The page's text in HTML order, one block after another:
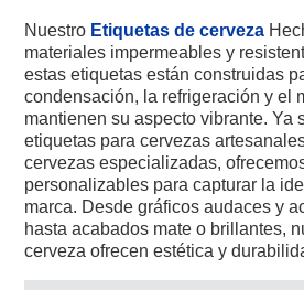
Nuestro Etiquetas de cerveza
materiales impermeables y
estas etiquetas están construidas
condensación, la refrigeración y el
mantienen su aspecto vibrante. Ya
etiquetas para cervezas
cervezas especializadas,
personalizables para capturar la
marca. Desde gráficos audaces y
hasta acabados mate o brillantes,
cerveza ofrecen estética y